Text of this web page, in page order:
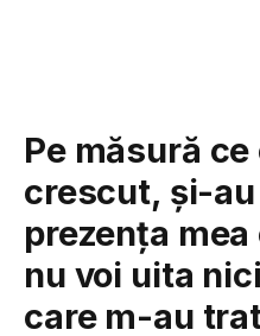
Pe măsură
crescut, și-
prezența
nu voi uita
care m-au